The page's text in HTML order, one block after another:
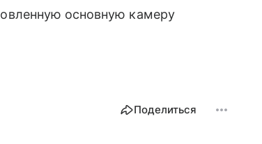
основную камеру
Поделиться